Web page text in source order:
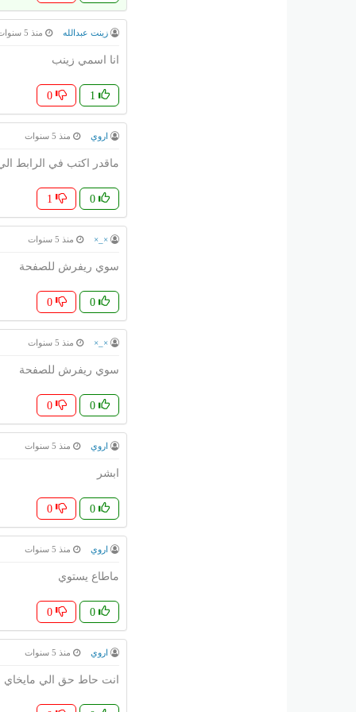
زينت عبدالله منذ 5 سنوات
انا اسمي زينب
1
0
اروي منذ 5 سنوات
ماقدر اكتب في الرابط
0
1
×_× منذ 5 سنوات
سوي ريفرش للصفحة
0
0
×_× منذ 5 سنوات
سوي ريفرش للصفحة
0
0
اروي منذ 5 سنوات
ابشر
0
0
اروي منذ 5 سنوات
ماطاع يستوي
0
0
اروي منذ 5 سنوات
انت حاط حق الي مايخاي